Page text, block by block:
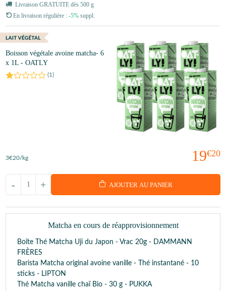
Livraison GRATUITE dès 500 g
En livraison régulière : -5% suppl.
Boisson végétale avoine matcha- 6
x 1L - OATLY
(1 )
19€20
3€20/kg
+
- AJOUTER AU PANIER
Matcha en cours de réapprovisionnement
Boîte Thé Matcha Uji du Japon - Vrac 20g - DAMMANN
FRÈRES
Barista Matcha original avoine vanille - Thé instantané - 10
sticks - LIPTON
Thé Matcha vanille chaï Bio - 30 g - PUKKA